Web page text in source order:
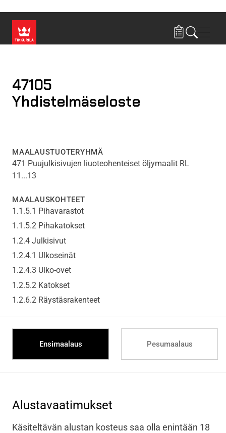
47105
Yhdistelmäseloste
MAALAUSTUOTERYHMÄ
471 Puujulkisivujen liuoteohenteiset öljymaalit RL
11...13
MAALAUSKOHTEET
1.1.5.1 Pihavarastot
1.1.5.2 Pihakatokset
1.2.4 Julkisivut
1.2.4.1 Ulkoseinät
1.2.4.3 Ulko-ovet
1.2.5.2 Katokset
1.2.6.2 Räystäsrakenteet
Ensimaalaus Pesumaalaus
Alustavaatimukset
Käsiteltävän alustan kosteus saa olla enintään 18